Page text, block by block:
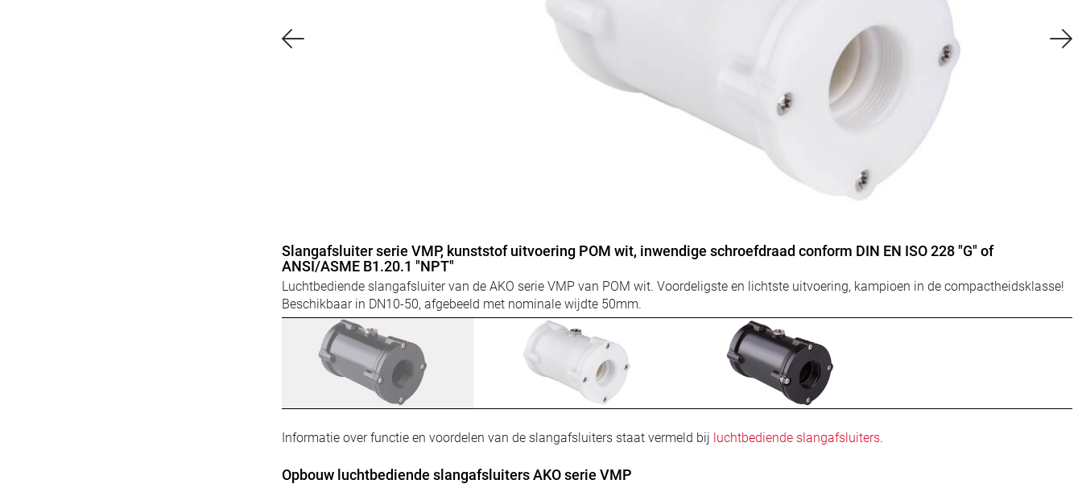
Slangafsluiter serie VMP, kunststof uitvoering POM wit, inwendige schroefdraad conform DIN EN ISO 228 "G" of
ANSI/ASME B1.20.1 "NPT"
Luchtbediende slangafsluiter van de AKO serie VMP van POM wit. Voordeligste en lichtste uitvoering, kampioen in de compactheidsklasse!
Beschikbaar in DN10-50, afgebeeld met nominale wijdte 50mm.
Informatie over functie en voordelen van de slangafsluiters staat vermeld bij luchtbediende slangafsluiters.
Opbouw luchtbediende slangafsluiters AKO serie VMP